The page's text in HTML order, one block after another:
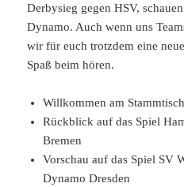
Derbysieg gegen HSV,
Dynamo. Auch wenn uns
wir für euch trotzdem eine
Spaß beim hören.
Willkommen am Stammtisch
Rückblick auf das Spiel
Bremen
Vorschau auf das Spiel SV
Dynamo Dresden